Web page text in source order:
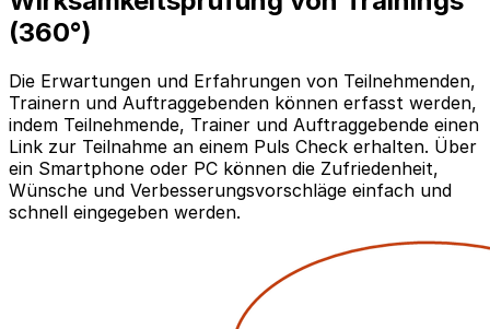
(360°)
Die Erwartungen und Erfahrungen von Teilnehmenden,
Trainern und Auftraggebenden können erfasst werden,
indem Teilnehmende, Trainer und Auftraggebende einen
Link zur Teilnahme an einem Puls Check erhalten. Über
ein Smartphone oder PC können die Zufriedenheit,
Wünsche und Verbesserungsvorschläge einfach und
schnell eingegeben werden.